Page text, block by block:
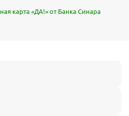
карта «ДА!» от Банка Синара